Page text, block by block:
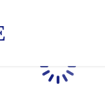
Chargement